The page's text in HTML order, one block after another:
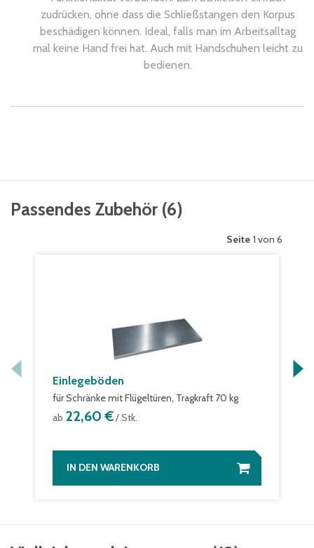
zudrücken, ohne dass die Schließstangen den Korpus
beschädigen können. Ideal, falls man im Arbeitsalltag
mal keine Hand frei hat. Auch mit Handschuhen leicht zu
bedienen.
Passendes Zubehör (6)
Seite 1 von 6
Einlegeböden
für Schränke mit Flügeltüren, Tragkraft 70 kg
ab 22,60 €/ Stk.
IN DEN WARENKORB